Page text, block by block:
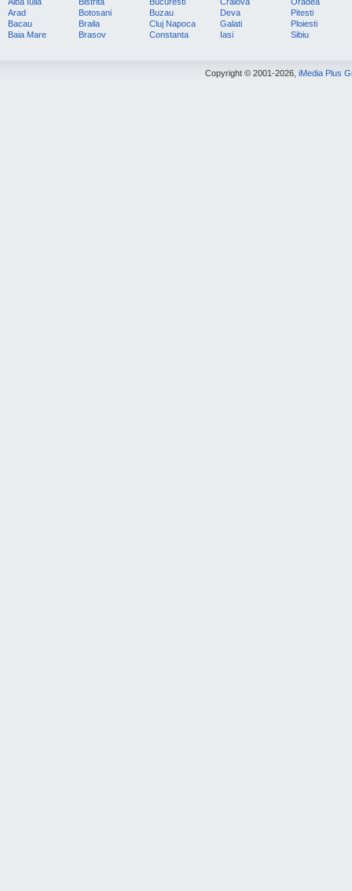
Arad
Bacau
Baia Mare
Botosani
Braila
Brasov
Buzau
Cluj Napoca
Constanta
Deva
Galati
Iasi
Pitesti
Ploiesti
Sibiu
Copyright © 2001-2026, iMedia Plus